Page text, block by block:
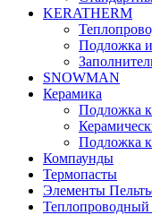
KERATHERM
Подложка
SNOWMAN
Керамика
Подложка
Подложка
Компаунды
Термопасты
Элементы
Теплопроводный